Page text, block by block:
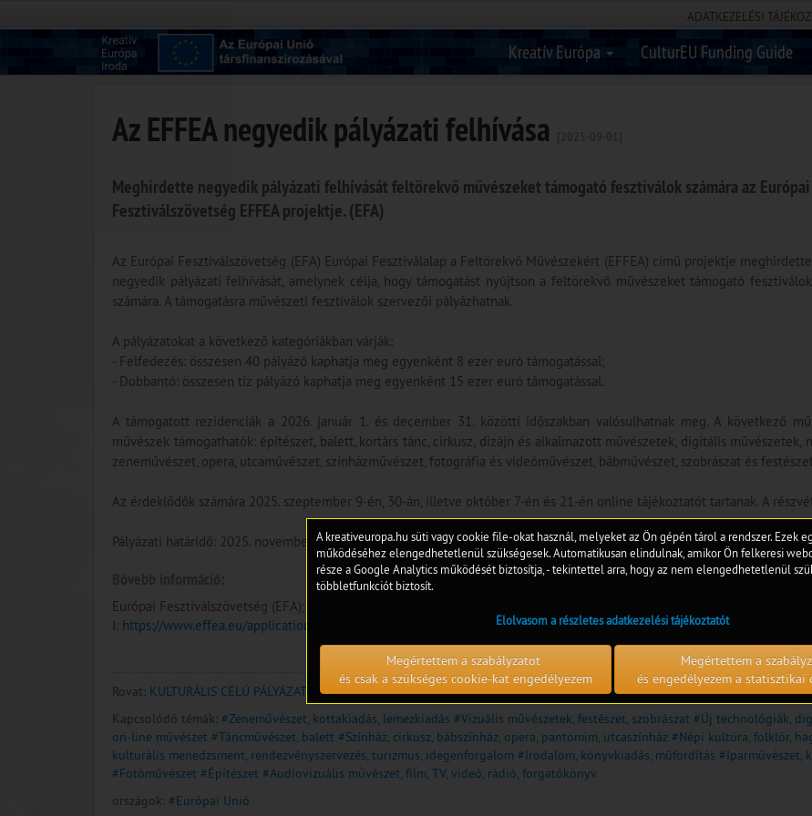
ADATKEZELÉSI
Kreatív Európa CulturEU Funding Guide
Az EFFEA negyedik pályázati felhívása
Meghirdette negyedik pályázati felhívását feltörekvő művészeket támogató fesztiválok számára az Európai
Fesztiválszövetség EFFEA projektje. (EFA)
Az Európai Fesztiválszövetség (EFA) Európai Fesztiválalap a Feltörekvő Művészekért (EFFEA) című projektje meghirdette
negyedik pályázati felhívását, amelynek célja, hogy támogatást nyújtson a feltörekvő művészeket támogató fesztiválok
számára. A támogatásra művészeti fesztiválok szervezői pályázhatnak.
A pályázatokat a következő kategóriákban várják:
- Felfedezés: összesen 40 pályázó kaphatja meg egyenként 8 ezer euró támogatással;
- Dobbantó: összesen tíz pályázó kaphatja meg egyenként 15 ezer euró támogatással.
A támogatott rezidenciák a 2026. január 1. és december 31. közötti időszakban valósulhatnak meg. A következő
művészek támogathatók: építészet, balett, kortárs tánc, cirkusz, dizájn és alkalmazott művészetek, digitális művészetek,
zeneművészet, opera, utcaművészet, színházművészet, fotográfia és videóművészet, bábművészet, szobrászat és
Az érdeklődők számára 2025. szeptember 9-én, 30-án, illetve október 7-én és 21-én online tájékoztatót tartanak. A
Pályázati határidő: 2025. november 3.
Európai Fesztiválszövetség (EFA);
I: https://www.effea.eu/application-form
Rovat: KULTURÁLIS CÉLÚ PÁLYÁZATOK
Kapcsolódó témák: #Zeneművészet, kottakiadás, lemezkiadás #Vizuális művészetek, festészet, szobrászat #Új technológiák,
on-line művészet #Táncművészet, balett #Színház, cirkusz, bábszínház, opera, pantomim, utcaszínház #Népi kultúra, folklór,
kulturális menedzsment, rendezvényszervezés, turizmus, idegenforgalom #Irodalom, könyvkiadás, műfordítás #Iparművészet,
#Fotóművészet #Építészet #Audiovizuális művészet, film, TV, videó, rádió, forgatókönyv
országok: #Európai Unió
A kreativeuropa.hu süti vagy cookie file-okat használ, melyeket az Ön gépén tárol a rendszer. Ezek
működéséhez elengedhetetlenül szükségesek. Automatikusan elindulnak, amikor Ön felkeresi
része a Google Analytics működését biztosítja, - tekintettel arra, hogy az nem elengedhetetlenül
többletfunkciót biztosít.
Elolvasom a részletes adatkezelési tájékoztatót
Megértettem a szabályzatot
és csak a szükséges cookie-kat engedélyezem
Megértettem a
és engedélyezem a statisztikai